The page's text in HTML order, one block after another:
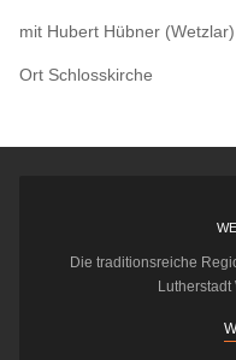
mit Hubert Hübner (Wetzlar)
Ort Schlosskirche
Die traditionsreiche